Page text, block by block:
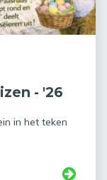
- '26
in het teken